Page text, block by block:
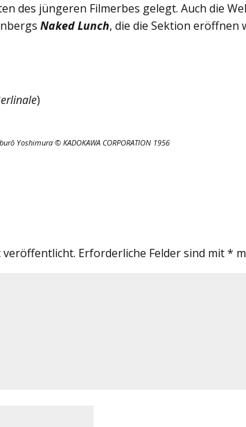
des jüngeren Filmerbes gelegt. Auch die
Naked Lunch, die die Sektion eröffnen
)
Yoshimura © KADOKAWA CORPORATION 1956
veröffentlicht. Erforderliche Felder sind mit*